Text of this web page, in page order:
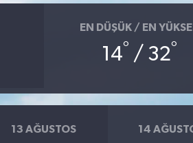
EN DÜŞÜK / EN
14° / 32°
13 AĞUSTOS 14